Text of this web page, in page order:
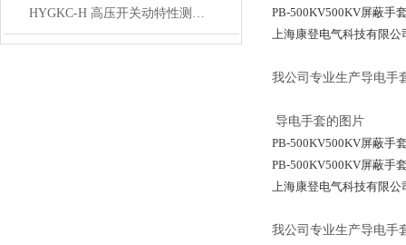
HYGKC-H 高压开关动特性测试仪特点优势
PB-500KV500KV屏蔽手
上海康登电气科技有限
我公司专业生产导电手
导电手套的图片
PB-500KV500KV屏蔽手
PB-500KV500KV屏蔽手
上海康登电气科技有限
我公司专业生产导电手